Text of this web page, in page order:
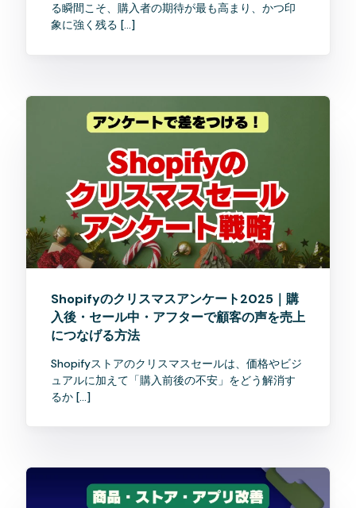
る瞬間こそ、購入者の期待が最も高まり、かつ印
象に強く残る […]
Shopifyのクリスマスアンケート2025｜購
入後・セール中・アフターで顧客の声を売上
につなげる方法
Shopifyストアのクリスマスセールは、価格やビジ
ュアルに加えて「購入前後の不安」をどう解消す
るか […]